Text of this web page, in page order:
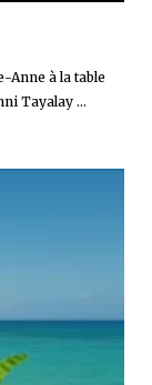
Anne à la table
Tayalay ...